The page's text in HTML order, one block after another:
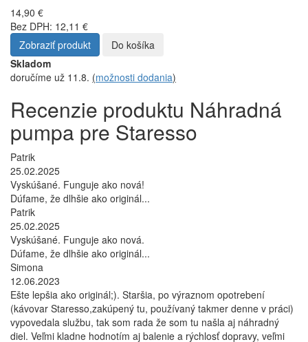
nová, a dokonca v niektorých prípadoch hodnotia jej výkon ako
lepší ako pri originálnom diele.
Zákazníci vyjadrujú nádej, že táto náhradná pumpa vydrží dlhšie
ako pôvodná, čo svedčí o jej solídnom spracovaní.
k zariadeniu Staresso, vďaka čomu sa obnovila plná funkčnosť
kávovaru.
Špeciálne spomenieme aj pozitívnu skúsenosť zákazníka,
ktorému sa pokazila pôvodná pumpa a práve táto náhradná mu
umožnila
Veľmi pozitívne je hodnotené aj
balenie, ktoré len umocňujú celkovú spokojnosť s nákupom.
14,90 €
Bez DPH: 12,11 €
Zobraziť produkt
Do košíka
Skladom
doručíme už 11.8.
Recenzie produktu Náhradná
pumpa pre Staresso